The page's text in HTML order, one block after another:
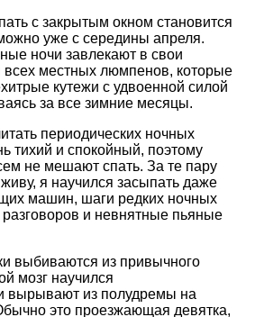
с закрытым окном становится
уже с середины апреля.
ночи завлекают в свои
всех местных люмпенов, которые
кутежи с удвоенной силой
за все зимние месяцы.
периодических ночных
тихий и спокойный, поэтому
не мешают спать. За те пару
я научился засыпать даже
машин, шаги редких ночных
и невнятные пьяные
выбиваются из привычного
мозг научился
вырывают из полудремы на
это проезжающая девятка,